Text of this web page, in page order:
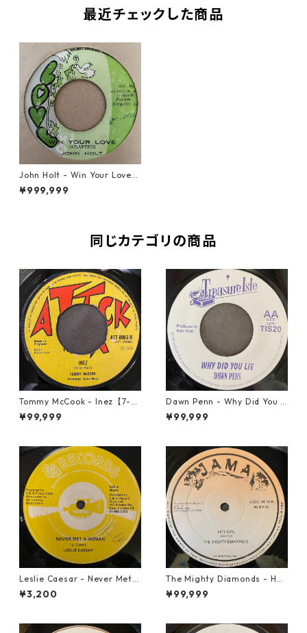
最近チェックした商品
John Holt - Win Your Love
【7-21298】
¥999,999
同じカテゴリの商品
Tommy McCook - Inez【7-21
840】
¥99,999
Dawn Penn - Why Did You Li
e【7-21938】
¥99,999
Leslie Caesar - Never Met A
Woman【12-50067】
¥3,200
The Mighty Diamonds - Hey
Girl【12-50053】
¥99,999